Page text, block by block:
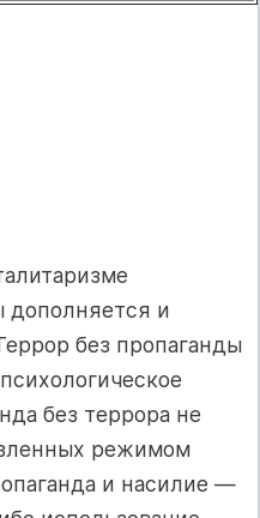
дополняется и
без пропаганды
без террора не
режимом
и насилие —